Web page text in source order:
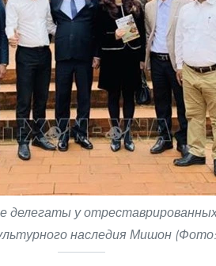
делегаты у
наследия Мишон